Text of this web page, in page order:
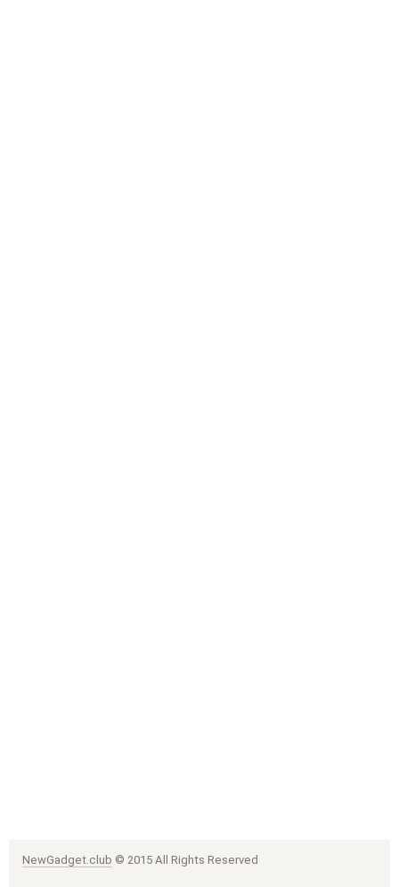
NewGadget.club © 2015 All Rights Reserved